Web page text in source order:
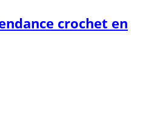
crochet en